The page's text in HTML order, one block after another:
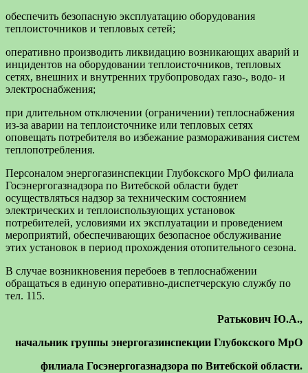
обеспечить безопасную эксплуатацию оборудования
теплоисточников и тепловых сетей;
оперативно производить ликвидацию возникающих аварий и
инцидентов на оборудовании теплоисточников, тепловых
сетях, внешних и внутренних трубопроводах газо-, водо- и
электроснабжения;
при длительном отключении (ограничении) теплоснабжения
из-за аварии на теплоисточнике или тепловых сетях
оповещать потребителя во избежание размораживания систем
теплопотребления.
Персоналом энергогазинспекции Глубокского МрО филиала
Госэнергогазнадзора по Витебской области будет
осуществляться надзор за техническим состоянием
электрических и теплоиспользующих установок
потребителей, условиями их эксплуатации и проведением
мероприятий, обеспечивающих безопасное обслуживание
этих установок в период прохождения отопительного сезона.
В случае возникновения перебоев в теплоснабжении
обращаться в единую оперативно-диспетчерскую службу по
тел. 115.
Ратькович Ю.А.,
начальник группы энергогазинспекции Глубокского МрО
филиала Госэнергогазнадзора по Витебской области.